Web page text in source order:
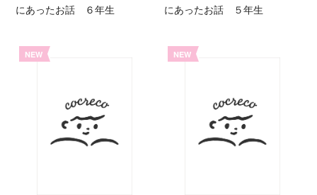
にあったお話 ６年生
にあったお話 ５年生
NEW NEW